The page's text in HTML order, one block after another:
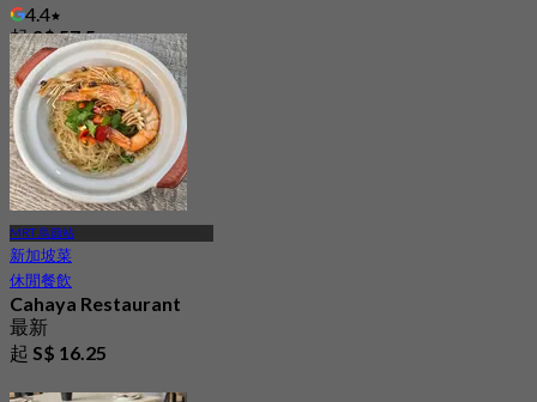
4.4
起S$ 57.5
MRT 烏節站
新加坡菜
休閒餐飲
Cahaya Restaurant
最新
起 S$ 16.25